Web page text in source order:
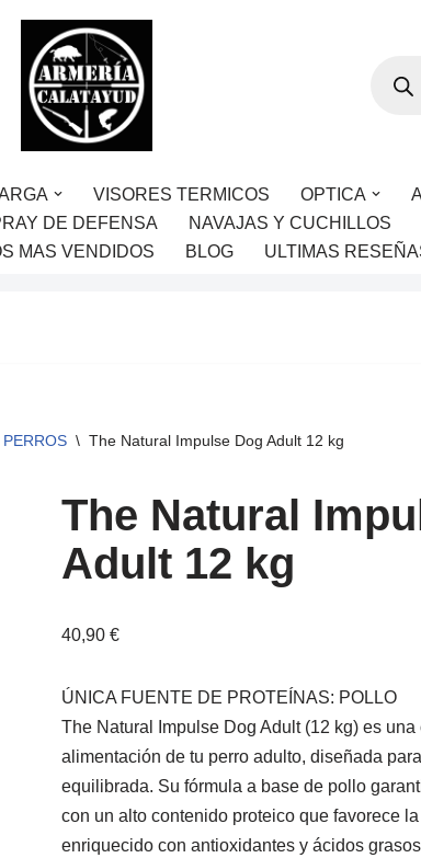
VISORES TERMICOS OPTICA
DE DEFENSA NAVAJAS Y CUCHILLOS
MAS VENDIDOS BLOG ULTIMAS
\ The Natural Impulse Dog Adult 12 kg
The Natural
Adult 12 kg
40,90 €
ÚNICA FUENTE DE PROTEÍNAS: POLLO
The Natural Impulse Dog Adult (12 kg) es
alimentación de tu perro adulto, diseñada
equilibrada. Su fórmula a base de pollo
con un alto contenido proteico que favorece
enriquecido con antioxidantes y ácidos